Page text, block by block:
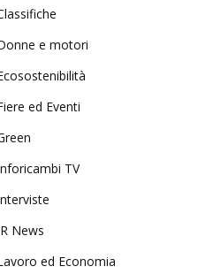
e motori
ed Eventi
TV
News
ed Economia